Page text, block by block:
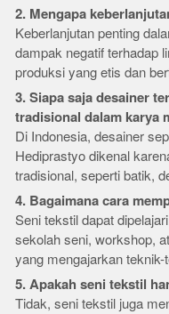
2. Mengapa
Keberlanjutan penting
dampak negatif terhadap
produksi yang etis dan
3. Siapa saja desainer
tradisional dalam karya
Di Indonesia, desainer
Hediprastyo dikenal
tradisional, seperti batik,
4. Bagaimana cara
Seni tekstil dapat
sekolah seni, workshop,
yang mengajarkan
5. Apakah seni tekstil
Tidak, seni tekstil juga